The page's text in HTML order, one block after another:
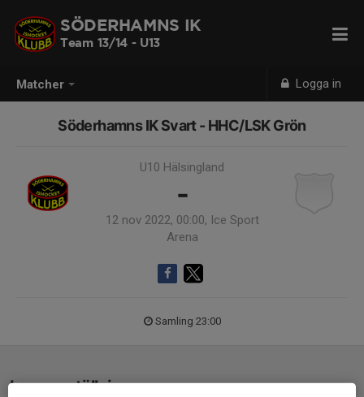
Matcher Logga in
SÖDERHAMNS IK
Team 13/14 - U13
Söderhamns IK Svart - HHC/LSK Grön
U10 Hälsingland
-
12 nov 2022, 00:00, Ice Sport
Arena
Samling 23:00
Laguppställning